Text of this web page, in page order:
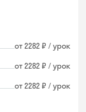
от 2282 ₽ / урок
от 2282 ₽ / урок
от 2282 ₽ / урок